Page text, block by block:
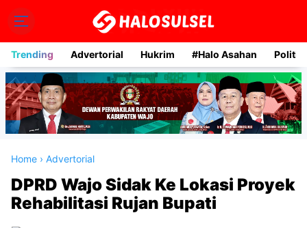
Trending Advertorial Hukrim #Halo Asahan Politik
Home › Advertorial
DPRD Wajo Sidak Ke Lokasi Proyek
Rehabilitasi Rujan Bupati